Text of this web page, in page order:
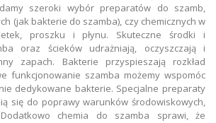
szeroki wybór preparatów do szamb,
(jak bakterie do szamba), czy chemicznych w
proszku i płynu. Skuteczne środki i
oraz ścieków udrażniają, oczyszczają i
zapach. Bakterie przyspieszają rozkład
funkcjonowanie szamba możemy wspomóc
dedykowane bakterie. Specjalne preparaty
się do poprawy warunków środowiskowych,
chemia do szamba sprawi, że